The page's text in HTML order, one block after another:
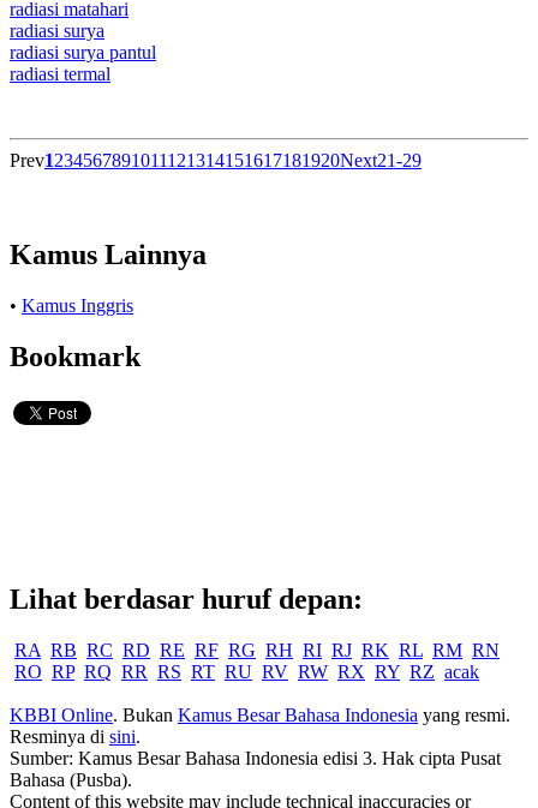
radiasi matahari
radiasi surya
radiasi surya pantul
radiasi termal
Prev1234567891011121314151617181920Next21-29
Kamus Lainnya
• Kamus Inggris
Bookmark
Lihat berdasar huruf depan:
RA RB RC RD RE RF RG RH RI RJ RK RL RM RN
RO RP RQ RR RS RT RU RV RW RX RY RZ acak
KBBI Online. Bukan Kamus Besar Bahasa Indonesia yang resmi.
Resminya di sini.
Sumber: Kamus Besar Bahasa Indonesia edisi 3. Hak cipta Pusat
Bahasa (Pusba).
Content of this website may include technical inaccuracies or